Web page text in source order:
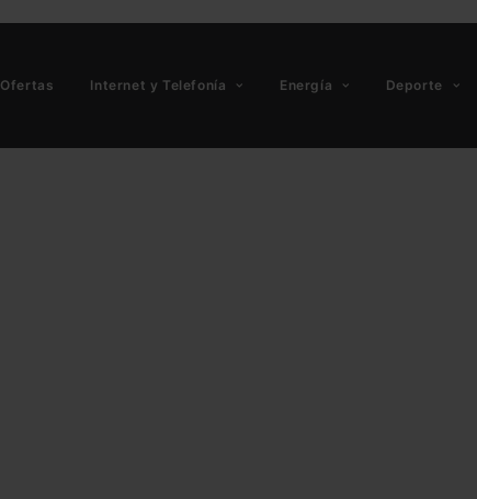
Ofertas Internet y Telefonía Energía Deporte